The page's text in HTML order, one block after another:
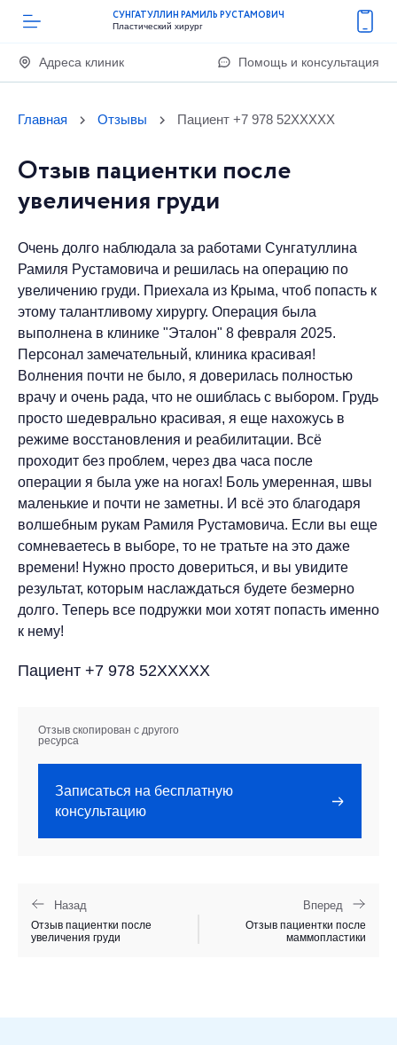
СУНГАТУЛЛИН РАМИЛЬ РУСТАМОВИЧ
Пластический хирург
Адреса клиник Помощь и консультация
Главная Отзывы Пациент +7 978 52XXXXX
Отзыв пациентки после
увеличения груди
Очень долго наблюдала за работами Сунгатуллина
Рамиля Рустамовича и решилась на операцию по
увеличению груди​. Приехала из Крыма, чтоб попасть к
этому талантливому хирургу. Операция была
выполнена в клинике "Эталон" 8 февраля 2025.
Персонал замечательный, клиника красивая!
Волнения почти не было, я доверилась полностью
врачу и очень рада, что не ошиблась с выбором. Грудь
просто шедеврально красивая, я еще нахожусь в
режиме восстановления и реабилитации. Всё
проходит без проблем, через два часа после
операции я была уже на ногах! Боль умеренная, швы
маленькие и почти не заметны. И всё это благодаря
волшебным рукам Рамиля Рустамовича. Если вы еще
сомневаетесь в выборе, то не тратьте на это даже
времени! Нужно просто довериться, и вы увидите
результат, которым наслаждаться будете безмерно
долго. Теперь все подружки мои хотят попасть именно
к нему!
Пациент +7 978 52XXXXX
Отзыв скопирован с другого
ресурса
Записаться на бесплатную
консультацию
Назад
Отзыв пациентки после
увеличения груди
Вперед
Отзыв пациентки после
маммопластики